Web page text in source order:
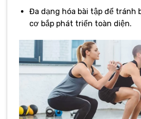
Đa dạng hóa bài tập để tránh
cơ bắp phát triển toàn diện.